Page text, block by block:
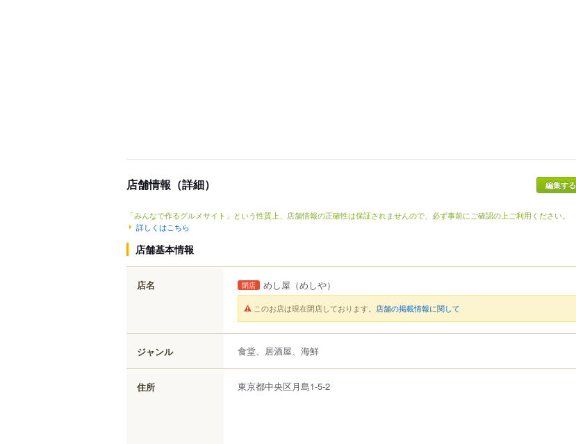
店舗情報（詳細） 編集する
「みんなで作るグルメサイト」という性質上、店舗情報の正確性は保証されませんので、必ず事前にご確認の上ご利用ください。
詳しくはこちら
店舗基本情報
店名 閉店 めし屋 （めしや）
このお店は現在閉店しております。 店舗の掲載情報に関して
ジャンル 食堂、居酒屋、海鮮
住所 東京都中央区 月島1-5-2